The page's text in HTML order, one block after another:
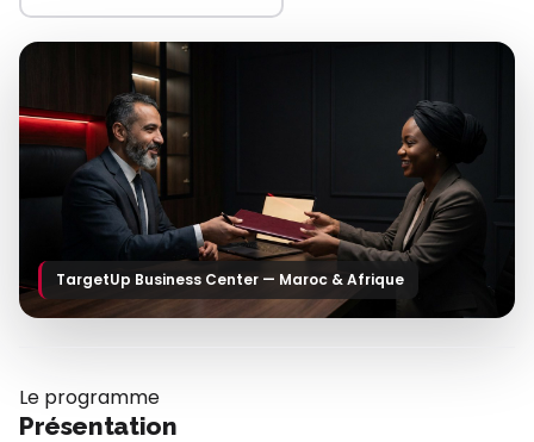
TargetUp Business Center — Maroc & Afrique
Le programme
Présentation